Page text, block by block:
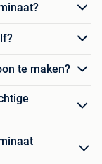
te maken?